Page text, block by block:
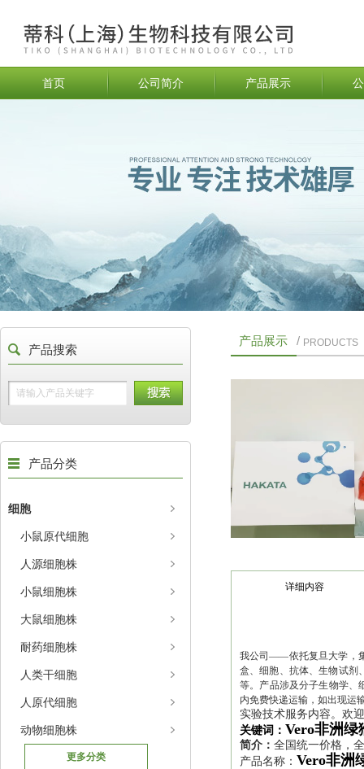
首页 公司简介 产品展示
产品搜索
产品分类
细胞
小鼠原代细胞
人源细胞株
小鼠细胞株
大鼠细胞株
耐药细胞株
人类干细胞
人原代细胞
动物细胞株
更多分类
产品展示 / PRODUCTS
详细内容
我公司——依托复旦大学，
盒、细胞、抗体、生物试剂
等。产品涉及分子生物学、
内免费快递运输，如出现运
实验技术服务内容。欢
关键词： Vero非洲绿
简介： 全国统一价格，
产品名称： Vero非洲